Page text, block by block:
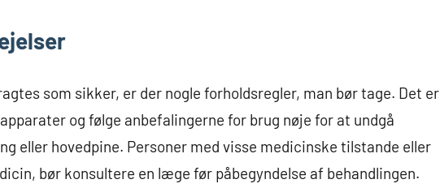
som sikker, er der nogle forholdsregler, man bør tage. Det er
og følge anbefalingerne for brug nøje for at undgå
eller hovedpine. Personer med visse medicinske tilstande eller
bør konsultere en læge før påbegyndelse af behandlingen.